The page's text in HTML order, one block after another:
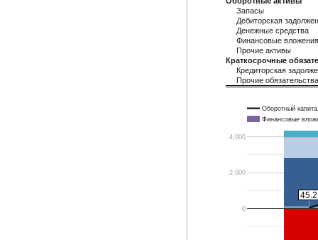
Запасы
Дебиторская
Денежные средства
Финансовые вложения
Прочие активы
Краткосрочные
Кредиторская
Прочие обязательства
Оборотный
Финансовые
0
2,000
4,000
45.2
45.2